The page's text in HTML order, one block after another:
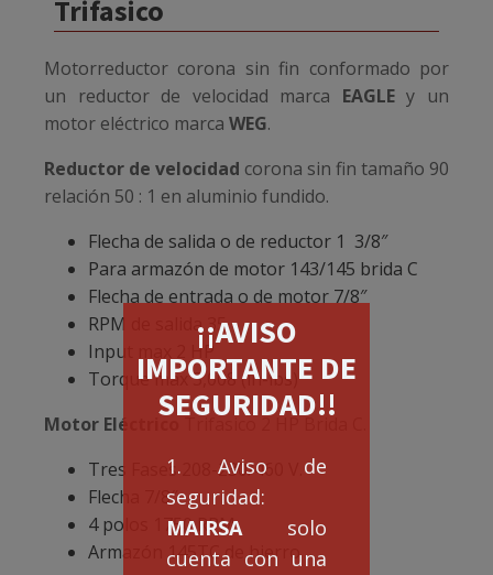
¡¡AVISO
IMPORTANTE DE
SEGURIDAD!!
1. Aviso de
seguridad:
MAIRSAsolo
cuenta con una
Trifasico
Motorreductor corona sin fin conformado por
un reductor de velocidad marca EAGLEy un
motor eléctrico marca WEG.
Reductor de velocidad corona sin fin tamaño 90
relación 50 : 1 en aluminio fundido.
Flecha de salida o de reductor 1 3/8″
Para armazón de motor 143/145 brida C
Flecha de entrada o de motor 7/8″
RPM de salida 35
Input max 2 HP
Torque max 3,008 (in-lbs)
Motor EléctricoTrifasico 2 HP Brida C.
Tres Fases 208-230/460 V.
Flecha 7/8″
4 polos 1750 RPM
Armazón 145TC de hierro